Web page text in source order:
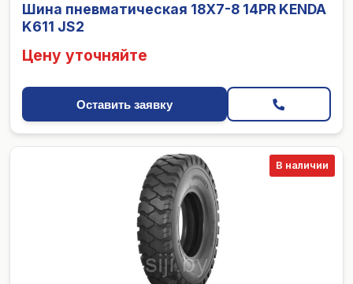
Шина пневматическая 18X7-8 14PR KENDA
K611 JS2
Цену уточняйте
Оставить заявку
В наличии